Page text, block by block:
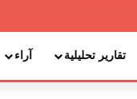
تقارير تحليلية آراء